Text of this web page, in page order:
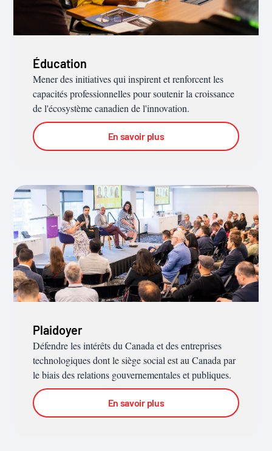
Éducation
Mener des initiatives qui inspirent et renforcent les
capacités professionnelles pour soutenir la croissance
de l'écosystème canadien de l'innovation.
En savoir plus
Plaidoyer
Défendre les intérêts du Canada et des entreprises
technologiques dont le siège social est au Canada par
le biais des relations gouvernementales et publiques.
En savoir plus